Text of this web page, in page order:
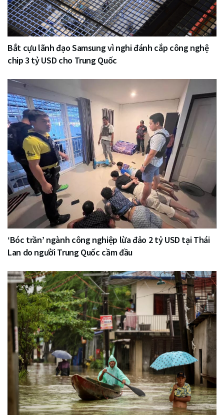
Bắt cựu lãnh đạo Samsung vì nghi đánh cắp công nghệ
chip 3 tỷ USD cho Trung Quốc
‘Bóc trần’ ngành công nghiệp lừa đảo 2 tỷ USD tại Thái
Lan do người Trung Quốc cầm đầu